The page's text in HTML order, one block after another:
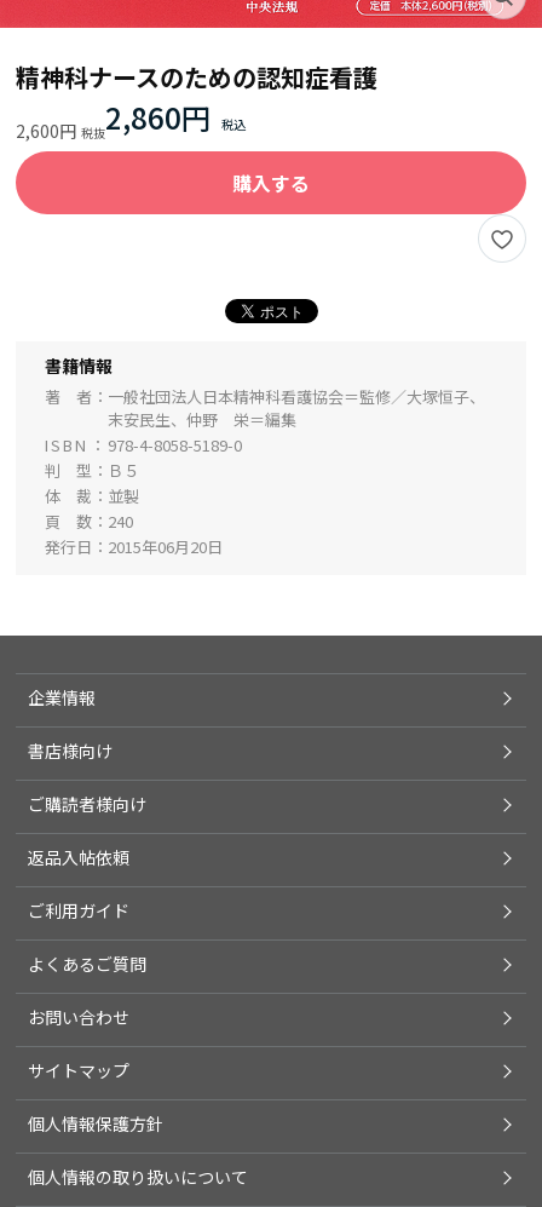
精神科ナースのための認知症看護
2,600円 2,860円
購入する
書籍情報
著 者
一般社団法人日本精神科看護協会＝監修／大塚恒子、
末安民生、仲野 栄＝編集
ISBN
978-4-8058-5189-0
判 型
Ｂ５
体 裁
並製
頁 数
240
発行日
2015年06月20日
企業情報
書店様向け
ご購読者様向け
返品入帖依頼
ご利用ガイド
よくあるご質問
お問い合わせ
サイトマップ
個人情報保護方針
個人情報の取り扱いについて